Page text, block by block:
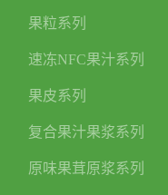
果粒系列
速冻NFC果汁系列
果皮系列
复合果汁果浆系列
原味果茸原浆系列